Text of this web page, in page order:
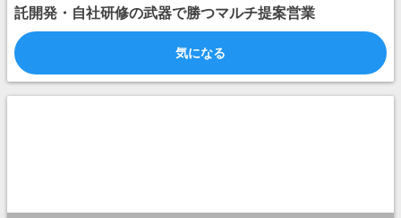
託開発・自社研修の武器で勝つマルチ提案営業
気になる